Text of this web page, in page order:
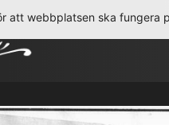
att webbplatsen ska fungera